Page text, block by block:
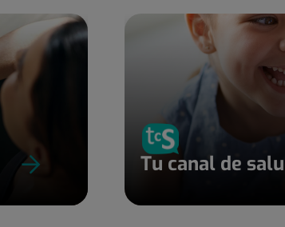
Tu canal de